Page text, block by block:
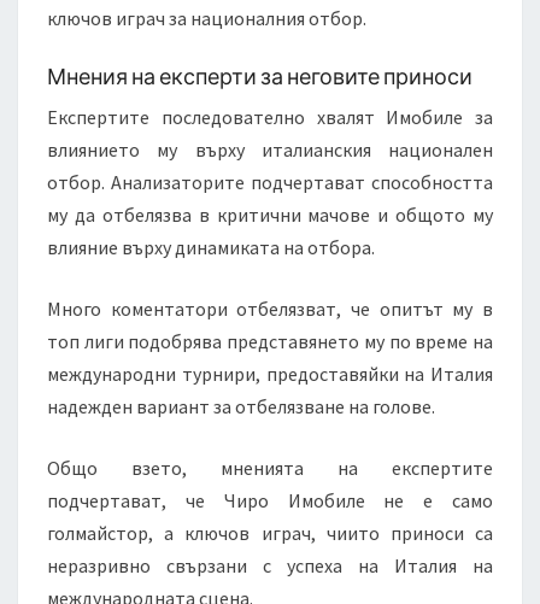
ключов играч за националния отбор.
Мнения на експерти за неговите приноси
Експертите последователно хвалят Имобиле за
влиянието му върху италианския национален
отбор. Анализаторите подчертават способността
му да отбелязва в критични мачове и общото му
влияние върху динамиката на отбора.
Много коментатори отбелязват, че опитът му в
топ лиги подобрява представянето му по време на
международни турнири, предоставяйки на Италия
надежден вариант за отбелязване на голове.
Общо взето, мненията на експертите
подчертават, че Чиро Имобиле не е само
голмайстор, а ключов играч, чиито приноси са
неразривно свързани с успеха на Италия на
международната сцена.